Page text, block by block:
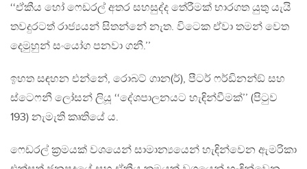
‘‘ඒකීය හෝ ෆෙඩරල් අතර සහසුද්ද තේරීමක් භාරගත යුතු යැයි
තවදුරටත් රාජ්‍යයන් සිතන්නේ නැත. විටෙක ඒවා තමන් වෙත
දෙමුහුන් සංයෝග පනවා ගනී.’’
ඉහත සඳහන එන්නේ, රොබට් ගාන(ර්), පීටර් ෆර්ඩිනන්ඞ් සහ
ස්ටෙෆනී ලෝසන් ලියූ ‘‘දේශපාලනයට හැඳින්වීමක්’’ (පිටුව
193) නැමැති කෘතියේ ය.
ෆෙඩරල් ක‍්‍රමයක් වශයෙන් සාමාන්‍යයෙන් හැඳින්වෙන ඇමරිකා